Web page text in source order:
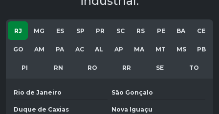
RJ MG ES SP PR SC RS PE BA CE
GO AM PA AC AL AP MA MT MS PB
PI RN RO RR SE TO
Rio de Janeiro São Gonçalo
Duque de Caxias Nova Iguaçu